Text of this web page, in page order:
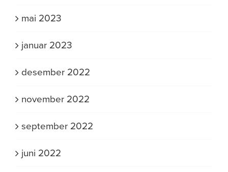
mai 2023
januar 2023
desember 2022
november 2022
september 2022
juni 2022